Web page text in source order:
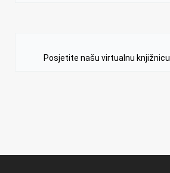
Posjetite našu virtualnu knjižnicu.